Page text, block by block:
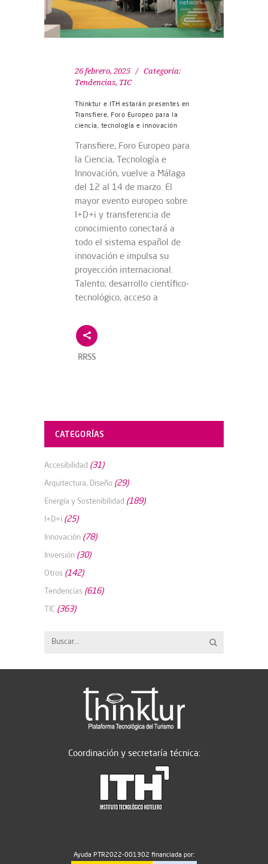
26 febrero, 2025
Categoría:
Tendencias, TIC
Thinktur e ITH estarán presentes en
Transfiere, Foro Europeo para la
ciencia, tecnología e innovación
Transfiere, Foro Europeo para
la Ciencia, Tecnología e
Innovación, vuelve a Málaga
del 12 al 14 de marzo. El
mayor evento europeo sobre
I+D+i y transferencia de
conocimiento conectará a
todo el sistema español de
innovación e impulsa su
proyección internacional.
Talento, desarrollo científico-
tecnológico, acceso a
RRSS
CATEGORÍAS
Accesibilidad (31)
Arquitectura, Diseño (29)
Energía y Sostenibilidad (189)
I+D+i (25)
Innovación (78)
Inversión (30)
Otros (142)
Tendencias (616)
TIC (363)
Coordinación y secretaría técnica:
Ayuda PTR2022-001302 financiada por: